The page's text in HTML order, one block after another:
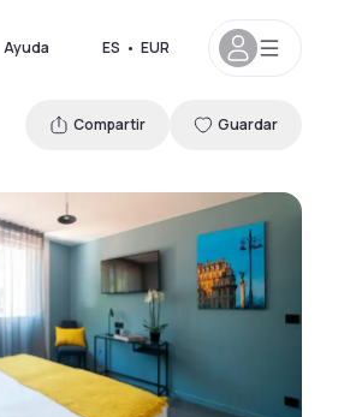
Ayuda ES • EUR
Compartir Guardar